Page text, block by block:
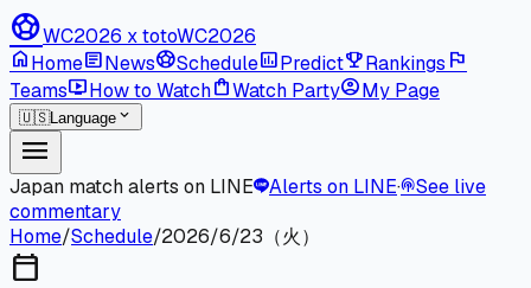
sports_soccerWC2026 x totoWC2026
homeHomearticleNewssports_soccerSchedulepollPredictemoji_eventsRankings flag
Teamslive_tvHow to Watchshopping_bagWatch Partyaccount_circleMy Page
🇺🇸Language expand_more
menu
Japan match alerts on LINE Alerts on LINE·podcastsSee live
commentary
Home/Schedule/2026/6/23（火）
calendar_today